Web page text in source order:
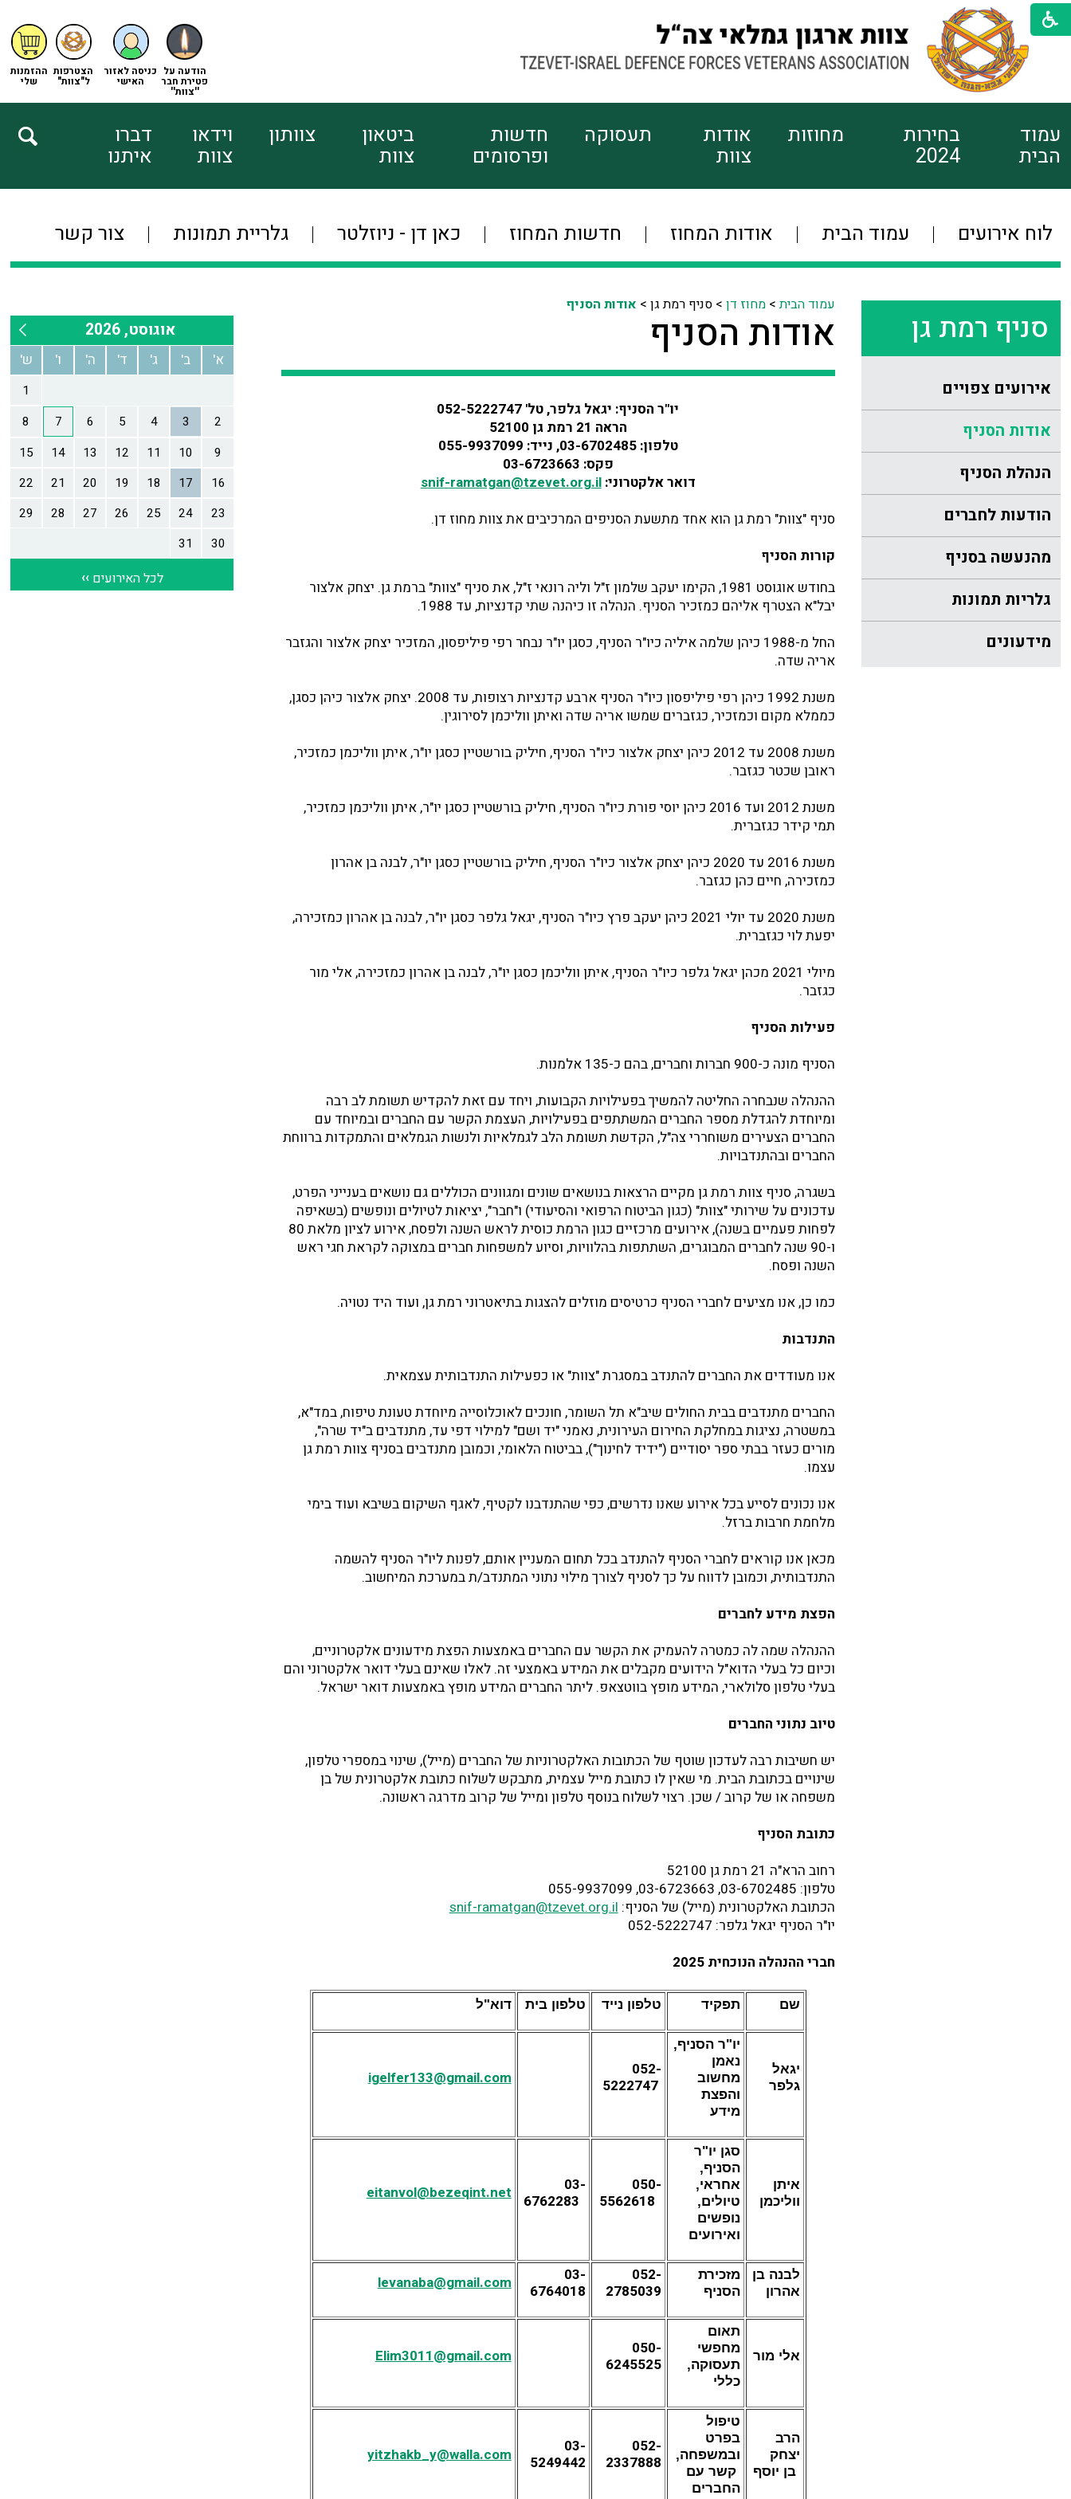
ההזמנות
שלי
הצטרפות
ל"צוות"
כניסה לאזור
האישי
הודעה על
פטירת חבר
''צוות''
עמוד
הבית
בחירות
2024
מחוזות אודות
צוות
תעסוקה חדשות
ופרסומים
ביטאון
צוות
צוותון וידאו
צוות
דברו
איתנו
לוח אירועים עמוד הבית אודות המחוז חדשות המחוז כאן דן - ניוזלטר גלריית תמונות צור קשר
סניף רמת גן
אירועים צפויים
אודות הסניף
הנהלת הסניף
הודעות לחברים
מהנעשה בסניף
גלריות תמונות
מידעונים
עמוד הבית>מחוז דן >סניף רמת גן > אודות הסניף
אודות הסניף
יו"ר הסניף: יגאל גלפר, טל' 052-5222747
הראה 21 רמת גן 52100
טלפון: 03-6702485, נייד: 055-9937099
פקס: 03-6723663
דואר אלקטרוני:snif-ramatgan@tzevet.org.il
סניף "צוות" רמת גן הוא אחד מתשעת הסניפים המרכיבים את צוות מחוז דן.
קורות הסניף
בחודש אוגוסט 1981, הקימו יעקב שלמון ז"ל וליה רונאי ז"ל, את סניף "צוות" ברמת גן. יצחק אלצור
יבל"א הצטרף אליהם כמזכיר הסניף. הנהלה זו כיהנה שתי קדנציות, עד 1988.
החל מ-1988 כיהן שלמה איליה כיו"ר הסניף, כסגן יו"ר נבחר רפי פיליפסון, המזכיר יצחק אלצור והגזבר
אריה שדה.
משנת 1992 כיהן רפי פיליפסון כיו"ר הסניף ארבע קדנציות רצופות, עד 2008. יצחק אלצור כיהן כסגן,
כממלא מקום וכמזכיר, כגזברים שמשו אריה שדה ואיתן ווליכמן לסירוגין.
משנת 2008 עד 2012 כיהן יצחק אלצור כיו"ר הסניף, חיליק בורשטיין כסגן יו"ר, איתן ווליכמן כמזכיר,
ראובן שכטר כגזבר.
משנת 2012 ועד 2016 כיהן יוסי פורת כיו"ר הסניף, חיליק בורשטיין כסגן יו"ר, איתן ווליכמן כמזכיר,
תמי קידר כגזברית.
משנת 2016 עד 2020 כיהן יצחק אלצור כיו"ר הסניף, חיליק בורשטיין כסגן יו"ר, לבנה בן אהרון
כמזכירה, חיים כהן כגזבר.
משנת 2020 עד יולי 2021 כיהן יעקב פרץ כיו"ר הסניף, יגאל גלפר כסגן יו"ר, לבנה בן אהרון כמזכירה,
יפעת לוי כגזברית.
מיולי 2021 מכהן יגאל גלפר כיו"ר הסניף, איתן ווליכמן כסגן יו"ר, לבנה בן אהרון כמזכירה, אלי מור
כגזבר.
פעילות הסניף
הסניף מונה כ-900 חברות וחברים, בהם כ-135 אלמנות.
ההנהלה שנבחרה החליטה להמשיך בפעילויות הקבועות, ויחד עם זאת להקדיש תשומת לב רבה
ומיוחדת להגדלת מספר החברים המשתתפים בפעילויות, העצמת הקשר עם החברים ובמיוחד עם
החברים הצעירים משוחררי צה"ל, הקדשת תשומת הלב לגמלאיות ולנשות הגמלאים והתמקדות ברווחת
החברים ובהתנדבויות.
בשגרה, סניף צוות רמת גן מקיים הרצאות בנושאים שונים ומגוונים הכוללים גם נושאים בענייני הפרט,
עדכונים על שירותי "צוות" (כגון הביטוח הרפואי והסיעודי) ו"חבר", יציאות לטיולים ונופשים (בשאיפה
לפחות פעמיים בשנה), אירועים מרכזיים כגון הרמת כוסית לראש השנה ולפסח, אירוע לציון מלאת 80
ו-90 שנה לחברים המבוגרים, השתתפות בהלוויות, וסיוע למשפחות חברים במצוקה לקראת חגי ראש
השנה ופסח.
כמו כן, אנו מציעים לחברי הסניף כרטיסים מוזלים להצגות בתיאטרוני רמת גן, ועוד היד נטויה.
התנדבות
אנו מעודדים את החברים להתנדב במסגרת "צוות" או כפעילות התנדבותית עצמאית.
החברים מתנדבים בבית החולים שיב"א תל השומר, חונכים לאוכלוסייה מיוחדת טעונת טיפוח, במד"א,
במשטרה, נציגות במחלקת החירום העירונית, נאמני "יד ושם" למילוי דפי עד, מתנדבים ב"יד שרה",
מורים כעזר בבתי ספר יסודיים ("ידיד לחינוך"), בביטוח הלאומי, וכמובן מתנדבים בסניף צוות רמת גן
עצמו.
אנו נכונים לסייע בכל אירוע שאנו נדרשים, כפי שהתנדבנו לקטיף, לאגף השיקום בשיבא ועוד בימי
מלחמת חרבות ברזל.
מכאן אנו קוראים לחברי הסניף להתנדב בכל תחום המעניין אותם, לפנות ליו"ר הסניף להשמה
התנדבותית, וכמובן לדווח על כך לסניף לצורך מילוי נתוני המתנדב/ת במערכת המיחשוב.
הפצת מידע לחברים
ההנהלה שמה לה כמטרה להעמיק את הקשר עם החברים באמצעות הפצת מידעונים אלקטרוניים,
וכיום כל בעלי הדוא"ל הידועים מקבלים את המידע באמצעי זה. לאלו שאינם בעלי דואר אלקטרוני והם
בעלי טלפון סלולארי, המידע מופץ בווטצאפ. ליתר החברים המידע מופץ באמצעות דואר ישראל.
טיוב נתוני החברים
יש חשיבות רבה לעדכון שוטף של הכתובות האלקטרוניות של החברים (מייל), שינוי במספרי טלפון,
שינויים בכתובת הבית. מי שאין לו כתובת מייל עצמית, מתבקש לשלוח כתובת אלקטרונית של בן
משפחה או של קרוב / שכן. רצוי לשלוח בנוסף טלפון ומייל של קרוב מדרגה ראשונה.
כתובת הסניף
רחוב הרא"ה 21 רמת גן 52100
טלפון: 03-6702485, 03-6723663, 055-9937099
הכתובת האלקטרונית (מייל) של הסניף:snif-ramatgan@tzevet.org.il
יו"ר הסניף יגאל גלפר: 052-5222747
חברי ההנהלה הנוכחית 2025
שם תפקיד טלפון נייד טלפון בית דוא"ל
יגאל
גלפר
יו"ר הסניף,
נאמן
מחשוב
והפצת
מידע
052-
5222747
igelfer133@gmail.com
איתן
ווליכמן
סגן יו"ר
הסניף,
אחראי,
טיולים,
נופשים
ואירועים
050-
5562618
03-
6762283
eitanvol@bezeqint.net
לבנה בן
אהרון
מזכירת
הסניף
052-
2785039
03-
6764018
levanaba@gmail.com
אלי מור
תאום
מחפשי
תעסוקה,
כללי
050-
6245525
Elim3011@gmail.com
הרב
יצחק
בן יוסף
טיפול
בפרט
ובמשפחה,
קשר עם
החברים
052-
2337888
03-
5249442
yitzhakb_y@walla.com